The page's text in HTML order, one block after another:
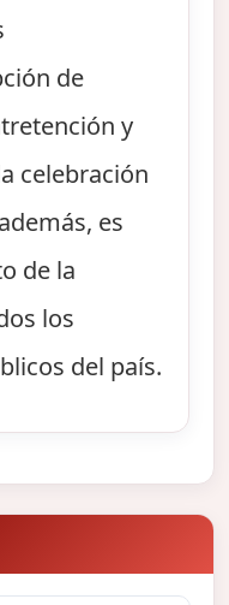
de
y
celebración
es
de la
los
del país.